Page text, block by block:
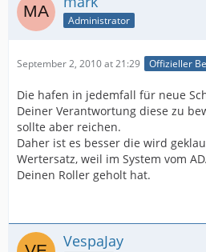
Administrator
September 2, 2010 at 21:29 Offizieller
Die hafen in jedemfall für neue
Deiner Verantwortung diese zu
sollte aber reichen.
Daher ist es besser die wird
Wertersatz, weil im System vom
Deinen Roller geholt hat.
VespaJay